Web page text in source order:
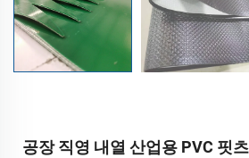
공장 직영 내열 산업용 PVC 핏